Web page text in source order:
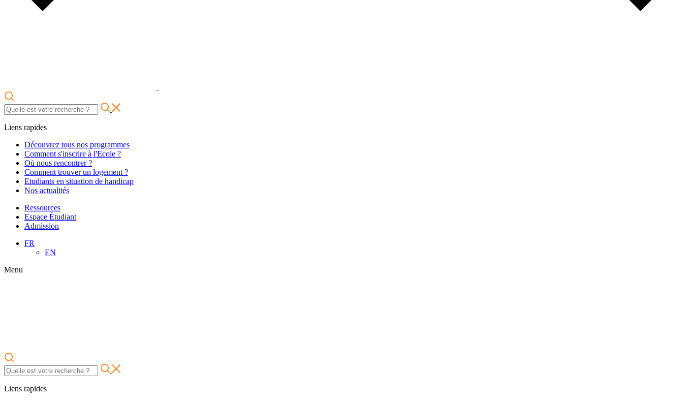
Liens rapides
Découvrez tous nos programmes
Comment s'inscrire à l'Ecole ?
Où nous rencontrer ?
Comment trouver un logement ?
Etudiants en situation de handicap
Nos actualités
Ressources
Espace Étudiant
Admission
FR
EN
Menu
Liens rapides